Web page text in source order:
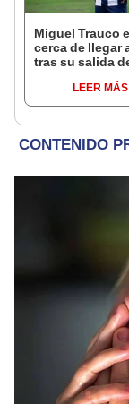
Miguel Trauco
cerca de llegar
tras su salida
el número”LEER MÁS